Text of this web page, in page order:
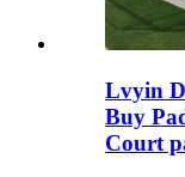
Lvyin
Buy
Court